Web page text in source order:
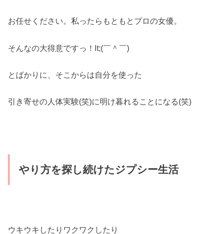
お任せください。私ったらもともとプロの女優。
そんなの大得意ですっ！lt;(￣＾￣)
とばかりに、そこからは自分を使った
引き寄せの人体実験(笑)に明け暮れることになる(笑)
やり方を探し続けたジプシー生活
ウキウキしたりワクワクしたり